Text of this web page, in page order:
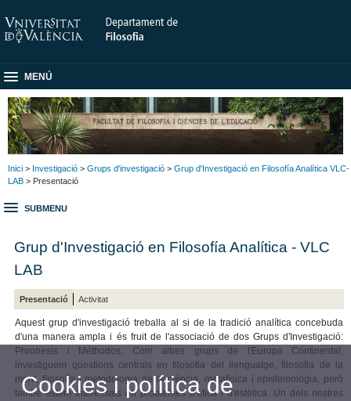
MENÚ
Inici > Investigació > Grups d'investigació > Grup d'Investigació en Filosofía Analítica VLC-
LAB > Presentació
SUBMENU
Grup d'Investigació en Filosofía Analítica - VLC
LAB
Presentació Activitat
Aquest grup d'investigació treballa al si de la tradició analítica concebuda
d'una manera ampla i és fruit de l'associació de dos Grups d'Investigació:
Phronesis i Méthodos. Com altres grups de l'Europa Continental,
investiguem qüestions centrals en filosofia del llenguatge, filosofia de la
ment, filosofia i metodologia de la ciència, metafísica i epistemologia, però
també estem interessats en problemes d'ètica i d'estètica. Un dels nostres
Cookies i política de